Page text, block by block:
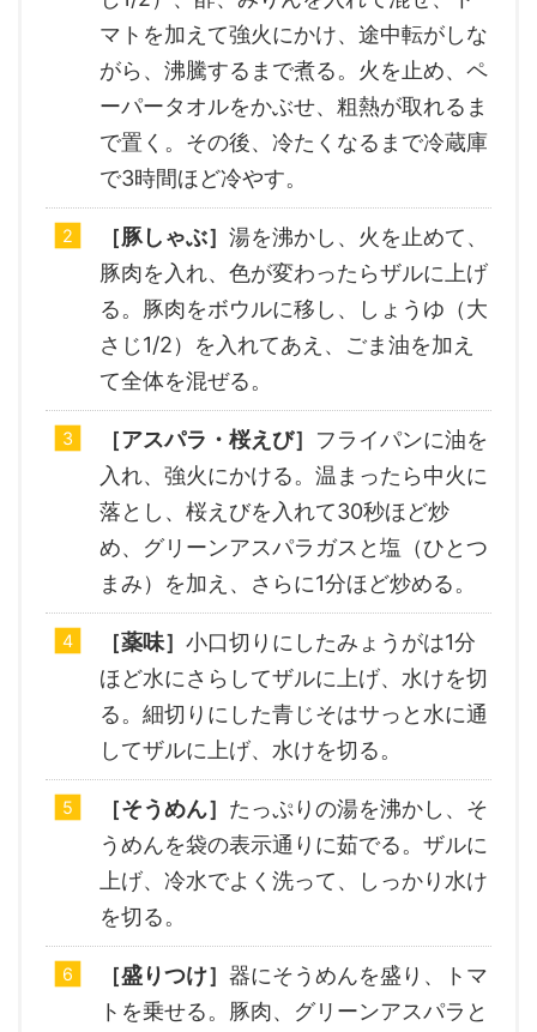
マトを加えて強火にかけ、途中転がしな
がら、沸騰するまで煮る。火を止め、ペ
ーパータオルをかぶせ、粗熱が取れるま
で置く。その後、冷たくなるまで冷蔵庫
で3時間ほど冷やす。
［豚しゃぶ］ 湯を沸かし、火を止めて、
豚肉を入れ、色が変わったらザルに上げ
る。豚肉をボウルに移し、しょうゆ（大
さじ1/2）を入れてあえ、ごま油を加え
て全体を混ぜる。
［アスパラ・桜えび］ フライパンに油を
入れ、強火にかける。温まったら中火に
落とし、桜えびを入れて30秒ほど炒
め、グリーンアスパラガスと塩（ひとつ
まみ）を加え、さらに1分ほど炒める。
［薬味］ 小口切りにしたみょうがは1分
ほど水にさらしてザルに上げ、水けを切
る。細切りにした青じそはサっと水に通
してザルに上げ、水けを切る。
［そうめん］ たっぷりの湯を沸かし、そ
うめんを袋の表示通りに茹でる。ザルに
上げ、冷水でよく洗って、しっかり水け
を切る。
［盛りつけ］ 器にそうめんを盛り、トマ
トを乗せる。豚肉、グリーンアスパラと